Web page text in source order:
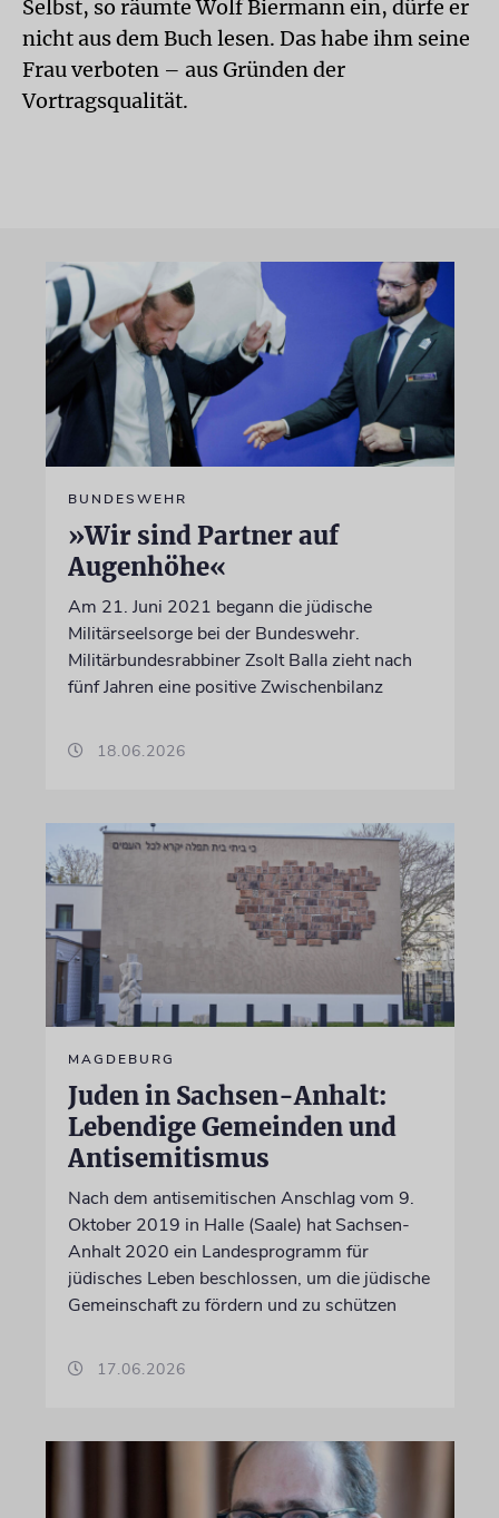
Selbst, so räumte Wolf Biermann ein, dürfe er
nicht aus dem Buch lesen. Das habe ihm seine
Frau verboten – aus Gründen der
Vortragsqualität.
BUNDESWEHR
»Wir sind Partner auf
Augenhöhe«
Am 21. Juni 2021 begann die jüdische
Militärseelsorge bei der Bundeswehr.
Militärbundesrabbiner Zsolt Balla zieht nach
fünf Jahren eine positive Zwischenbilanz
18.06.2026
MAGDEBURG
Juden in Sachsen-Anhalt:
Lebendige Gemeinden und
Antisemitismus
Nach dem antisemitischen Anschlag vom 9.
Oktober 2019 in Halle (Saale) hat Sachsen-
Anhalt 2020 ein Landesprogramm für
jüdisches Leben beschlossen, um die jüdische
Gemeinschaft zu fördern und zu schützen
17.06.2026